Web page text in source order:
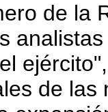
de la
de